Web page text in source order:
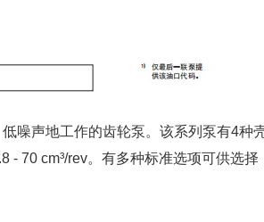
噪声地工作的齿轮泵。该系列泵有4种
- 70 cm³/rev。有多种标准选项可供选